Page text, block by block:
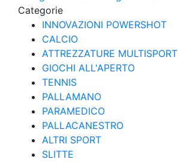
Categorie
INNOVAZIONI POWERSHOT
CALCIO
ATTREZZATURE MULTISPORT
GIOCHI ALL'APERTO
TENNIS
PALLAMANO
PARAMEDICO
PALLACANESTRO
ALTRI SPORT
SLITTE